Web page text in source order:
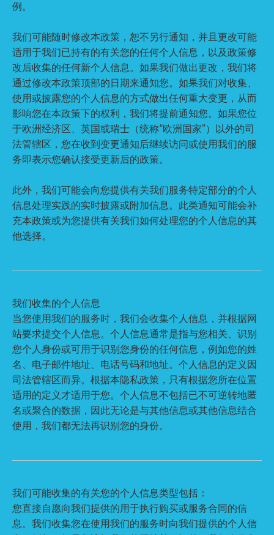
例。
我们可能随时修改本政策，恕不另行通知，并且更改可能
适用于我们已持有的有关您的任何个人信息，以及政策修
改后收集的任何新个人信息。如果我们做出更改，我们将
通过修改本政策顶部的日期来通知您。如果我们对收集、
使用或披露您的个人信息的方式做出任何重大变更，从而
影响您在本政策下的权利，我们将提前通知您。如果您位
于欧洲经济区、英国或瑞士（统称“欧洲国家”）以外的司
法管辖区，您在收到变更通知后继续访问或使用我们的服
务即表示您确认接受更新后的政策。
此外，我们可能会向您提供有关我们服务特定部分的个人
信息处理实践的实时披露或附加信息。此类通知可能会补
充本政策或为您提供有关我们如何处理您的个人信息的其
他选择。
我们收集的个人信息
当您使用我们的服务时，我们会收集个人信息，并根据网
站要求提交个人信息。个人信息通常是指与您相关、识别
您个人身份或可用于识别您身份的任何信息，例如您的姓
名、电子邮件地址、电话号码和地址。个人信息的定义因
司法管辖区而异。根据本隐私政策，只有根据您所在位置
适用的定义才适用于您。个人信息不包括已不可逆转地匿
名或聚合的数据，因此无论是与其他信息或其他信息结合
使用，我们都无法再识别您的身份。
我们可能收集的有关您的个人信息类型包括：
您直接自愿向我们提供的用于执行购买或服务合同的信
息。我们收集您在使用我们的服务时向我们提供的个人信